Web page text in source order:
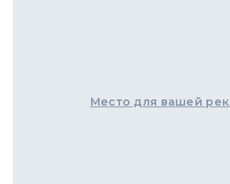
Место для вашей